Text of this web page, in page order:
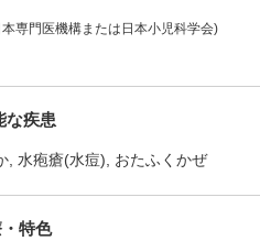
専門医機構または日本小児科学会)
な疾患
水疱瘡(水痘) おたふくかぜ
特色